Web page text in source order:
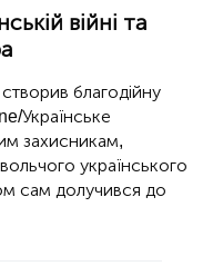
війні та
благодійну
Українське
захисникам,
українського
сам долучився до